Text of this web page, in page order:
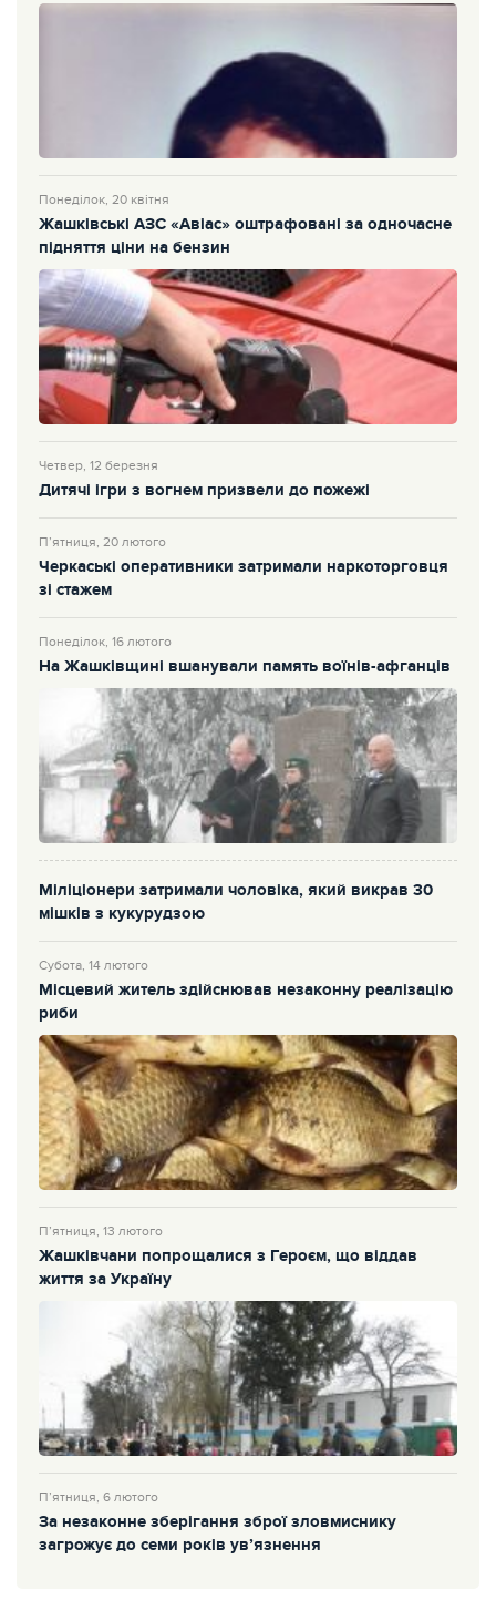
Понеділок, 20 квітня
Жашківські АЗС «Авіас» оштрафовані за одночасне
підняття ціни на бензин
Четвер, 12 березня
Дитячі ігри з вогнем призвели до пожежі
П’ятниця, 20 лютого
Черкаські оперативники затримали наркоторговця
зі стажем
Понеділок, 16 лютого
На Жашківщині вшанували память воїнів-афганців
Міліціонери затримали чоловіка, який викрав 30
мішків з кукурудзою
Субота, 14 лютого
Місцевий житель здійснював незаконну реалізацію
риби
П’ятниця, 13 лютого
Жашківчани попрощалися з Героєм, що віддав
життя за Україну
П’ятниця, 6 лютого
За незаконне зберігання зброї зловмиснику
загрожує до семи років ув’язнення